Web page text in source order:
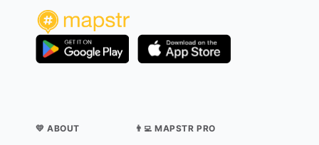
💛 ABOUT 👨‍💻 MAPSTR PRO